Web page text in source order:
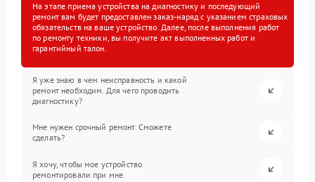
На этапе приема устройства на диагностику и последующий
ремонт вам будет предоставлен заказ-наряд с указанием страховых
обязательств на ваше устройство. Далее, после выполнения работ
по ремонту техники, вы получите акт выполненных работ и
гарантийный талон.
Я уже знаю в чем неисправность и какой
ремонт необходим. Для чего проводить
диагностику?
Мне нужен срочный ремонт. Сможете
сделать?
Я хочу, чтобы мое устройство
ремонтировали при мне.